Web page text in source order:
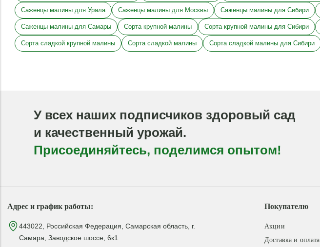
Саженцы малины для Урала Саженцы малины для Москвы Саженцы малины для Сибири
Саженцы малины для Самары Сорта крупной малины Сорта крупной малины для Сибири
Сорта сладкой крупной малины Сорта сладкой малины Сорта сладкой малины для Сибири
У всех наших подписчиков здоровый сад
и качественный урожай.
Присоединяйтесь, поделимся опытом!
Адрес и график работы:
443022, Российская Федерация, Самарская область, г.
Самара, Заводское шоссе, 6к1
Покупателю
Акции
Доставка и оплата